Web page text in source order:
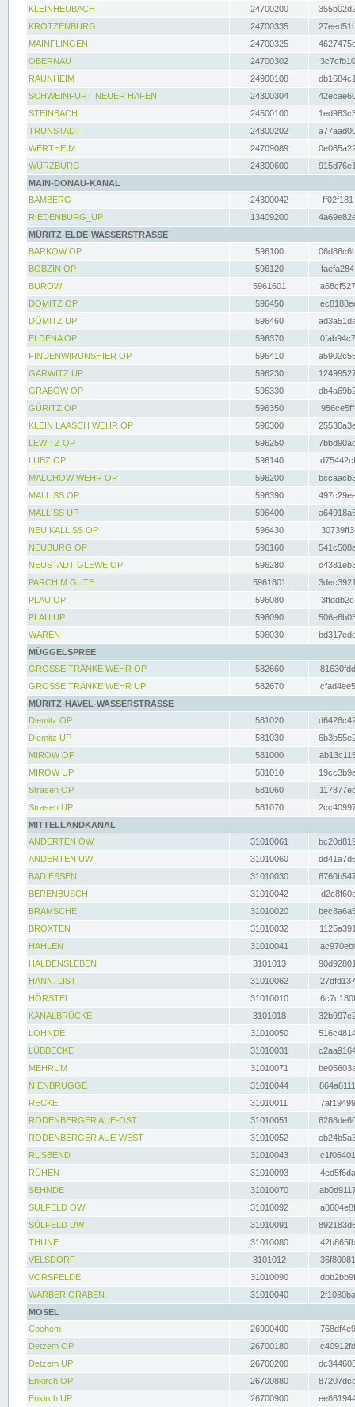
KLEINHEUBACH 24700200
KROTZENBURG
24700335
MAINFLINGEN
24700325
OBERNAU
24700302
RAUNHEIM
24900108
SCHWEINFURT NEUER HAFEN
24300304
STEINBACH
24500100
TRUNSTADT
24300202
WERTHEIM
24709089
WÜRZBURG
24300600
MAIN-DONAU-KANAL
BAMBERG
24300042
RIEDENBURG_UP
13409200
MÜRITZ-ELDE-WASSERSTRASSE
BARKOW OP
596100
BOBZIN OP
596120
BUROW
5961601
DÖMITZ OP
596450
DÖMITZ UP
596460
ELDENA OP
596370
FINDENWIRUNSHIER OP
596410
GARWITZ UP
596230
GRABOW OP
596330
GÜRITZ OP
596350
KLEIN LAASCH WEHR OP
596300
LEWITZ OP
596250
LÜBZ OP
596140
MALCHOW WEHR OP
596200
MALLISS OP
596390
MALLISS UP
596400
NEU KALLISS OP
596430
NEUBURG OP
596160
NEUSTADT GLEWE OP
596280
PARCHIM GÜTE
5961801
PLAU OP
596080
PLAU UP
596090
WAREN
596030
MÜGGELSPREE
GROSSE TRÄNKE WEHR OP
582660
GROSSE TRÄNKE WEHR UP
582670
MÜRITZ-HAVEL-WASSERSTRASSE
Diemitz OP
581020
Diemitz UP
581030
MIROW OP
581000
MIROW UP
581010
Strasen OP
581060
Strasen UP
581070
MITTELLANDKANAL
ANDERTEN OW
31010061
ANDERTEN UW
31010060
BAD ESSEN
31010030
BERENBUSCH
31010042
BRAMSCHE
31010020
BROXTEN
31010032
HAHLEN
31010041
HALDENSLEBEN
3101013
HANN. LIST
31010062
HÖRSTEL
31010010
KANALBRÜCKE
3101018
LOHNDE
31010050
LÜBBECKE
31010031
MEHRUM
31010071
NIENBRÜGGE
31010044
RECKE
31010011
RODENBERGER AUE-OST
31010051
RODENBERGER AUE-WEST
31010052
RUSBEND
31010043
RÜHEN
31010093
SEHNDE
31010070
SÜLFELD OW
31010092
SÜLFELD UW
31010091
THUNE
31010080
VELSDORF
3101012
VORSFELDE
31010090
WARBER GRABEN
31010040
MOSEL
Cochem
26900400
Detzem OP
26700180
Detzem UP
26700200
Enkirch OP
26700880
Enkirch UP
26700900